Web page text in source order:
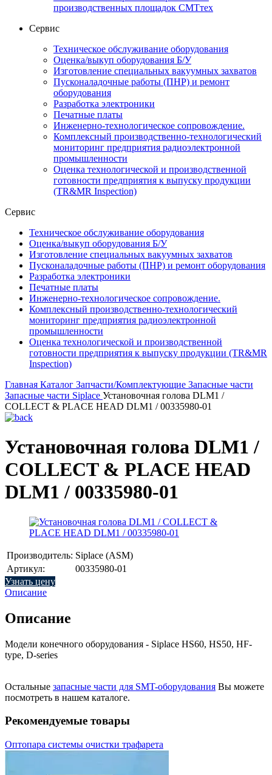
производственных площадок СМТтех
Сервис
Техническое обслуживание оборудования
Оценка/выкуп оборудования Б/У
Изготовление специальных вакуумных захватов
Пусконаладочные работы (ПНР) и ремонт
оборудования
Разработка электроники
Печатные платы
Инженерно-технологическое сопровождение.
Комплексный производственно-технологический
мониторинг предприятия радиоэлектронной
промышленности
Оценка технологической и производственной
готовности предприятия к выпуску продукции
(TR&MR Inspection)
Сервис
Техническое обслуживание оборудования
Оценка/выкуп оборудования Б/У
Изготовление специальных вакуумных захватов
Пусконаладочные работы (ПНР) и ремонт оборудования
Разработка электроники
Печатные платы
Инженерно-технологическое сопровождение.
Комплексный производственно-технологический
мониторинг предприятия радиоэлектронной
промышленности
Оценка технологической и производственной
готовности предприятия к выпуску продукции (TR&MR
Inspection)
Главная Каталог Запчасти/Комплектующие Запасные части
Запасные части Siplace Установочная голова DLM1 /
COLLECT & PLACE HEAD DLM1 / 00335980-01
Установочная голова DLM1 /
COLLECT & PLACE HEAD
DLM1 / 00335980-01
Производитель: Siplace (ASM)
Артикул:
00335980-01
Узнать цену
Описание
Описание
Модели конечного оборудования - Siplace HS60, HS50, HF-
type, D-series
Остальные запасные части для SMT-оборудования Вы можете
посмотреть в нашем каталоге.
Рекомендуемые товары
Оптопара системы очистки трафарета